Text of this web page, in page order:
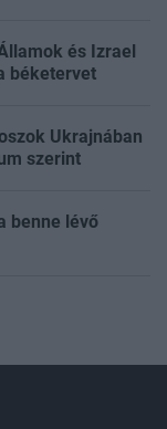
és Izrael
béketervet
Ukrajnában
szerint
benne lévő